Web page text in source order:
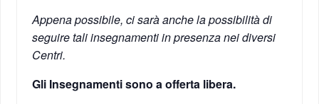
Appena possibile, ci sarà anche la possibilità di
seguire tali insegnamenti in presenza nei diversi
Centri.
Gli Insegnamenti sono a offerta libera.